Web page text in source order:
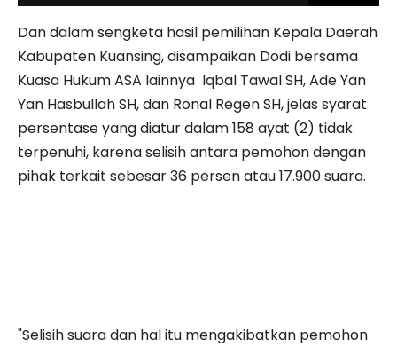
Dan dalam sengketa hasil pemilihan Kepala Daerah
Kabupaten Kuansing, disampaikan Dodi bersama
Kuasa Hukum ASA lainnya Iqbal Tawal SH, Ade Yan
Yan Hasbullah SH, dan Ronal Regen SH, jelas syarat
persentase yang diatur dalam 158 ayat (2) tidak
terpenuhi, karena selisih antara pemohon dengan
pihak terkait sebesar 36 persen atau 17.900 suara.
"Selisih suara dan hal itu mengakibatkan pemohon